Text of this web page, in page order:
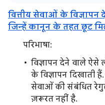
वित्तीय सेवाओं के
जिन्हें कानून के तहत छूट
परिभाषा:
विज्ञापन देने वाले ऐसे
के विज्ञापन दिखाती
सेवाओं की संबंधित
ज़रूरत नहीं है.